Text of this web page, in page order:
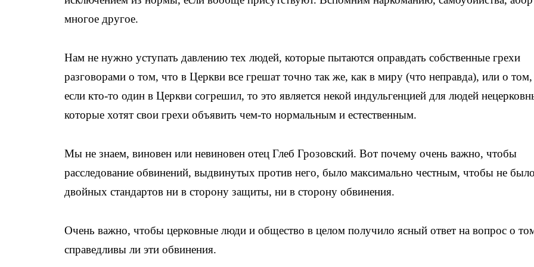
многое другое.
Нам не нужно уступать давлению тех людей, которые пытаются оправдать собственные грехи
разговорами о том, что в Церкви все грешат точно так же, как в миру (что неправда), или о том,
если кто-то один в Церкви согрешил, то это является некой индульгенцией для людей
которые хотят свои грехи объявить чем-то нормальным и естественным.
Мы не знаем, виновен или невиновен отец Глеб Грозовский. Вот почему очень важно, чтобы
расследование обвинений, выдвинутых против него, было максимально честным, чтобы не было
двойных стандартов ни в сторону защиты, ни в сторону обвинения.
Очень важно, чтобы церковные люди и общество в целом получило ясный ответ на вопрос о
справедливы ли эти обвинения.